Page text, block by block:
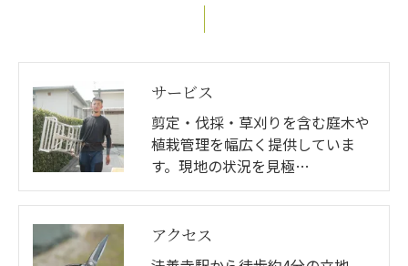
サービス
剪定・伐採・草刈りを含む庭木や
植栽管理を幅広く提供していま
す。現地の状況を見極…
アクセス